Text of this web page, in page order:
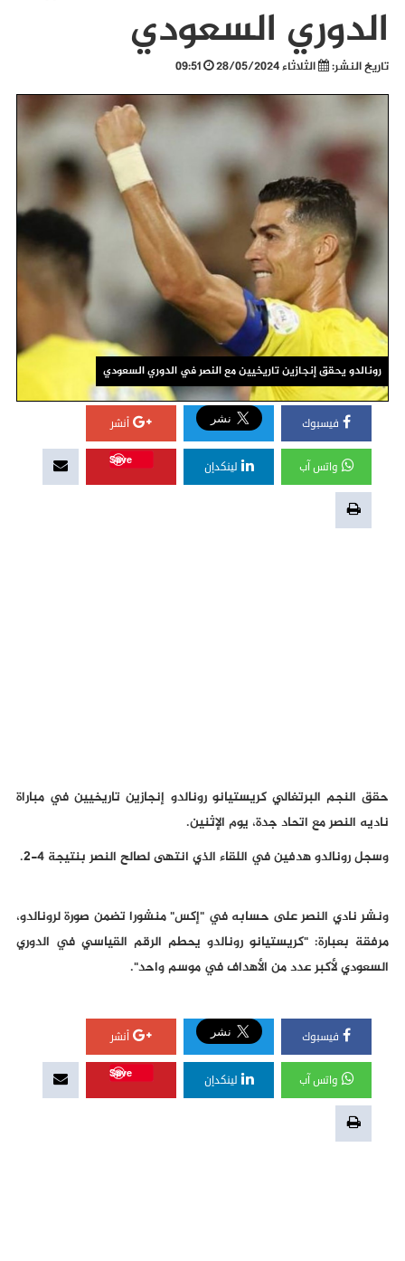
الدوري السعودي
تاريخ النشر: الثلاثاء 28/05/2024
رونالدو يحقق إنجازين تاريخيين مع النصر في الدوري السعودي
فيسبوك أنشر
واتس آب لينكدإن
Save
حقق النجم البرتغالي كريستيانو رونالدو إنجازين تاريخيين في مباراة
ناديه النصر مع اتحاد جدة، يوم الإثنين.
وسجل رونالدو هدفين في اللقاء الذي انتهى لصالح النصر بنتيجة 4-2.
ونشر نادي النصر على حسابه في "إكس" منشورا تضمن صورة لرونالدو،
مرفقة بعبارة: "كريستيانو رونالدو يحطم الرقم القياسي في الدوري
السعودي لأكبر عدد من الأهداف في موسم واحد".
فيسبوك أنشر
واتس آب لينكدإن
Save